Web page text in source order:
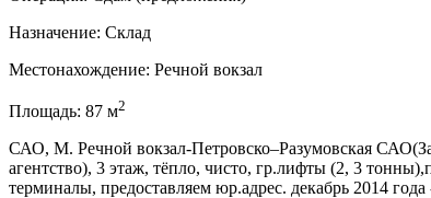
Назначение: Склад
Местонахождение: Речной вокзал
Площадь: 87 м2
САО, М. Речной вокзал-Петровско–Разумовская
агентство), 3 этаж, тёпло, чисто, гр.лифты (2, 3
терминалы, предоставляем юр.адрес. декабрь 2014